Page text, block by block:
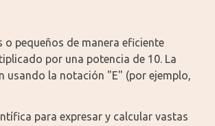
pequeños de manera eficiente
por una potencia de 10. La
usando la notación "E" (por ejemplo,
para expresar y calcular vastas